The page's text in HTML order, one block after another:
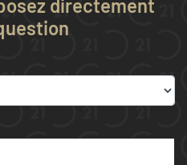
directement